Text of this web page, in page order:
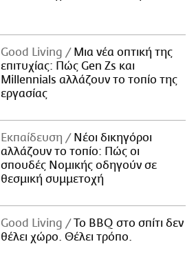
Good Living
Μια νέα οπτική της
επιτυχίας: Πώς Gen Zs και
Millennials αλλάζουν το τοπίο της
εργασίας
Εκπαίδευση
Νέοι δικηγόροι
αλλάζουν το τοπίο: Πώς οι
σπουδές Νομικής οδηγούν σε
θεσμική συμμετοχή
Good Living
Το BBQ στο σπίτι δεν
θέλει χώρο. Θέλει τρόπο.